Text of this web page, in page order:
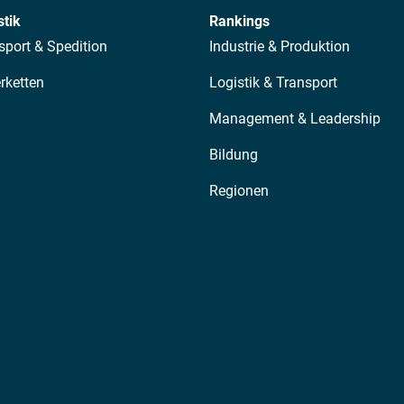
& Spedition
Rankings
Industrie & Produktion
Logistik & Transport
Management & Leadership
Bildung
Regionen